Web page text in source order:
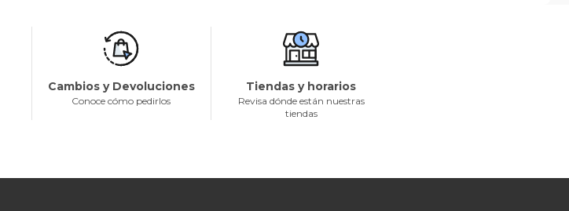
Cambios y Devoluciones
Conoce cómo pedirlos
Tiendas y horarios
Revisa dónde están nuestras
tiendas